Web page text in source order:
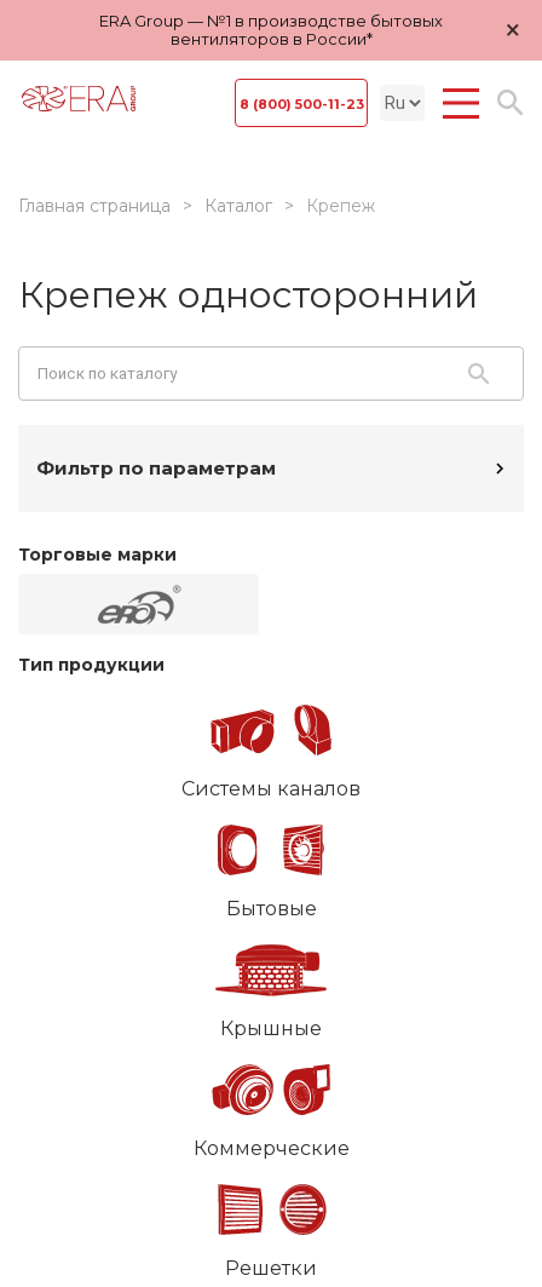
ERA Group — №1 в производстве бытовых
вентиляторов в России*
×
8 (800) 500-11-23
Главная страница Каталог Крепеж
Крепеж односторонний
Фильтр по параметрам
Торговые марки
Тип продукции
Системы каналов
Бытовые
Крышные
Коммерческие
Решетки